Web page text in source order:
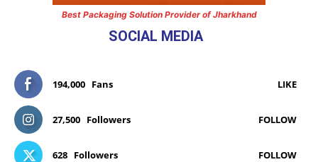
Best Packaging Solution Provider of Jharkhand
SOCIAL MEDIA
194,000 Fans LIKE
27,500 Followers FOLLOW
628 Followers FOLLOW